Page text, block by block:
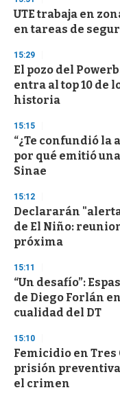
e
c
o
d
s
UTE trabaja en
en tareas de
15:29
El pozo del
entra al top 10 de
historia
15:15
“¿Te confundió la
por qué emitió
Sinae
15:12
Declararán
de El Niño:
próxima
15:11
“Un desafío”:
de Diego Forlán
cualidad del DT
15:10
Femicidio en Tres
prisión
el crimen